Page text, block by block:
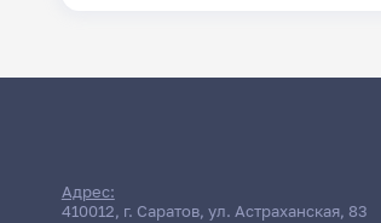
Адрес:
410012, г. Саратов, ул. Астраханская, 83